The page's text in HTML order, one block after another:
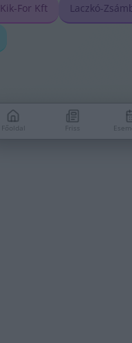
Kik-For Kft Laczkó-
Főoldal Friss